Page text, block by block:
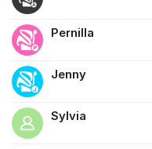
Pernilla
Jenny
Sylvia